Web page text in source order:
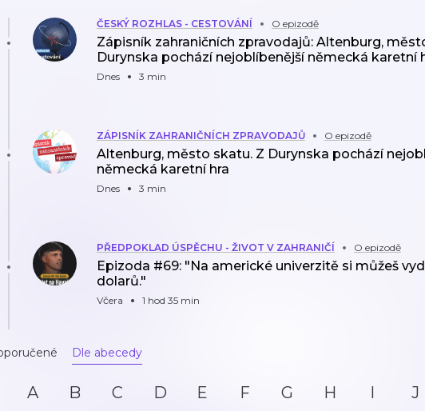
ČESKÝ ROZHLAS - CESTOVÁNÍ O epizodě
Zápisník zahraničních zpravodajů: Altenburg,
Durynska pochází nejoblíbenější německá karetní
Dnes 3 min
ZÁPISNÍK ZAHRANIČNÍCH ZPRAVODAJŮ O epizodě
Altenburg, město skatu. Z Durynska pochází
německá karetní hra
Dnes 3 min
PŘEDPOKLAD ÚSPĚCHU - ŽIVOT V ZAHRANIČÍ O epizodě
Epizoda #69: "Na americké univerzitě si můžeš
dolarů."
Včera 1 hod 35 min
Dle abecedy
A B C D E F G H I J